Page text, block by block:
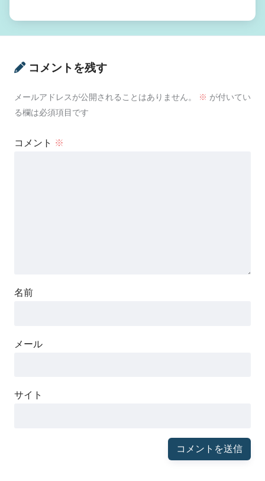
コメントを残す
メールアドレスが公開されることはありません。 ※ が付いてい
る欄は必須項目です
コメント ※
名前
メール
サイト